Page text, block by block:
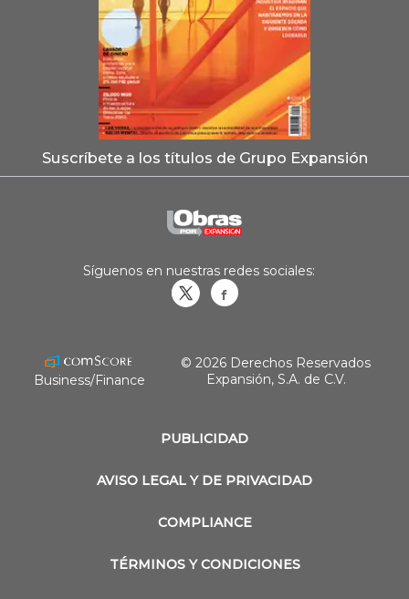
Suscríbete a los títulos de Grupo Expansión
PUBLICIDAD
AVISO LEGAL Y DE PRIVACIDAD
COMPLIANCE
TÉRMINOS Y CONDICIONES
Síguenos en nuestras redes sociales:
Business/Finance
© 2026 Derechos Reservados
Expansión, S.A. de C.V.